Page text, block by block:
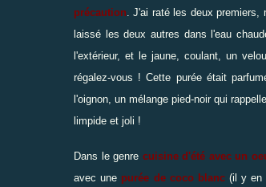
précaution . J'ai raté les deux
laissé les deux autres dans l'eau
l'extérieur, et le jaune, coulant, un
régalez-vous ! Cette purée était
l'oignon, un mélange pied-noir qui
limpide et joli !
Dans le genre cuisine d'été avec un
avec une purée de coco blanc(il y en